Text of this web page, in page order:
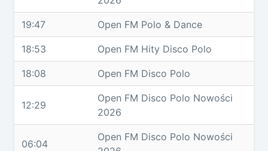
19:47 Open FM Polo & Dance
18:53 Open FM Hity Disco Polo
18:08 Open FM Disco Polo
12:29
Open FM Disco Polo Nowości
2026
06:04
Open FM Disco Polo Nowości